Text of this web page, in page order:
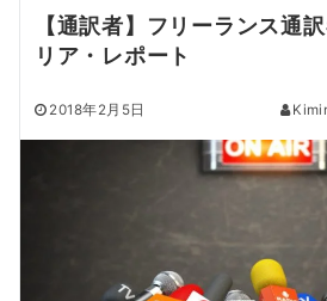
【通訳者】フリーランス通
リア・レポート
2018年2月5日